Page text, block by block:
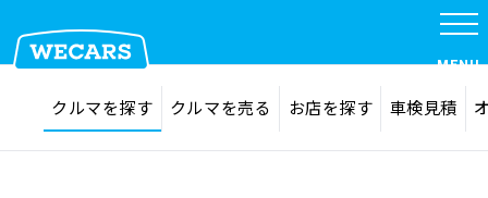
在庫検索 サイト内検索
MENU
クルマを探す
クルマを探す クルマを売る お店を探す 車検見積